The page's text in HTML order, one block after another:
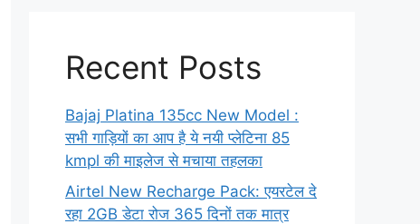
Recent Posts
Bajaj Platina 135cc New Model :
सभी गाड़ियों का आप है ये नयी प्लेटिना 85
kmpl की माइलेज से मचाया तहलका
Airtel New Recharge Pack: एयरटेल दे
रहा 2GB डेटा रोज 365 दिनों तक मात्र